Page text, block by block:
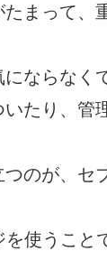
まって、
ならなく
たり、管
のが、セ
を使うこと